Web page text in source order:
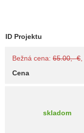
ID Projektu
Bežná cena: 65.00,- €
Cena
skladom